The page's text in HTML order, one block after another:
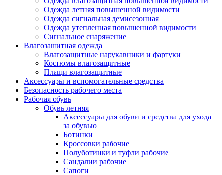
Одежда летняя повышенной видимости
Одежда сигнальная демисезонная
Одежда утепленная повышенной видимости
Сигнальное снаряжение
Влагозащитная одежда
Влагозащитные нарукавники и фартуки
Костюмы влагозащитные
Плащи влагозащитные
Аксессуары и вспомогательные средства
Безопасность рабочего места
Рабочая обувь
Обувь летняя
Аксессуары для обуви и средства для ухода
за обувью
Ботинки
Кроссовки рабочие
Полуботинки и туфли рабочие
Сандалии рабочие
Сапоги